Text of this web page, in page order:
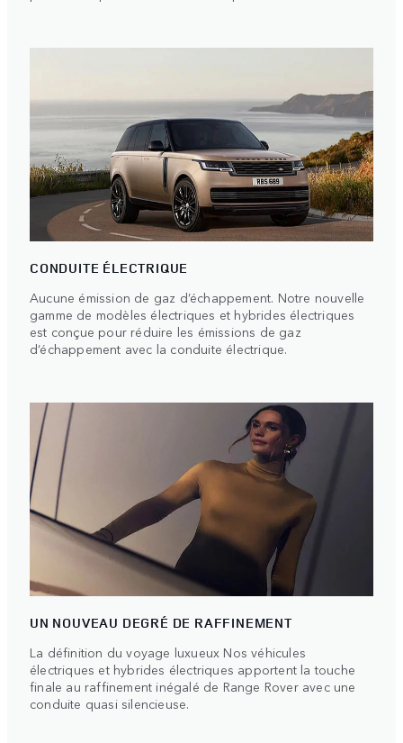
CONDUITE ÉLECTRIQUE
Aucune émission de gaz d’échappement. Notre nouvelle
gamme de modèles électriques et hybrides électriques
est conçue pour réduire les émissions de gaz
d’échappement avec la conduite électrique.
UN NOUVEAU DEGRÉ DE RAFFINEMENT
La définition du voyage luxueux Nos véhicules
électriques et hybrides électriques apportent la touche
finale au raffinement inégalé de Range Rover avec une
conduite quasi silencieuse.